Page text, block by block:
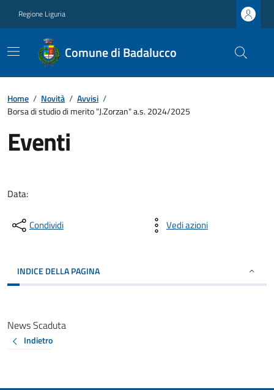
Regione Liguria
Comune di Badalucco
Home / Novità / Avvisi /
Borsa di studio di merito "J.Zorzan" a.s. 2024/2025
Eventi
Data:
Condividi Vedi azioni
INDICE DELLA PAGINA
News Scaduta
Indietro